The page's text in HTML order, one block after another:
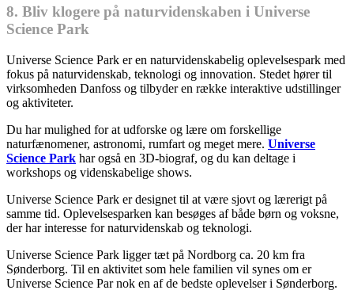
8. Bliv klogere på naturvidenskaben i Universe
Science Park
Universe Science Park er en naturvidenskabelig oplevelsespark med
fokus på naturvidenskab, teknologi og innovation. Stedet hører til
virksomheden Danfoss og tilbyder en række interaktive udstillinger
og aktiviteter.
Du har mulighed for at udforske og lære om forskellige
naturfænomener, astronomi, rumfart og meget mere. Universe
Science Park har også en 3D-biograf, og du kan deltage i
workshops og videnskabelige shows.
Universe Science Park er designet til at være sjovt og lærerigt på
samme tid. Oplevelsesparken kan besøges af både børn og voksne,
der har interesse for naturvidenskab og teknologi.
Universe Science Park ligger tæt på Nordborg ca. 20 km fra
Sønderborg. Til en aktivitet som hele familien vil synes om er
Universe Science Par nok en af de bedste oplevelser i Sønderborg.